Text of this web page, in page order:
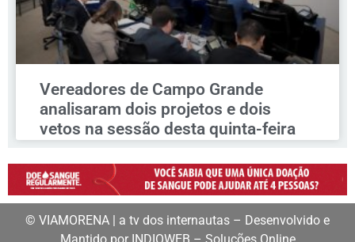
Vereadores de Campo Grande
analisaram dois projetos e dois
vetos na sessão desta quinta-feira
© VIAMORENA | a tv dos internautas – Desenvolvido e